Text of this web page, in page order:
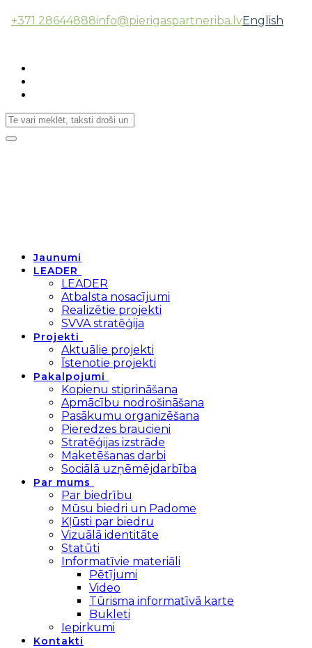
+371 28644888info@pierigaspartneriba.lvEnglish
Toggle
Jaunumi
LEADER
LEADER
Atbalsta nosacījumi
Realizētie projekti
SVVA stratēģija
Projekti
Aktuālie projekti
Īstenotie projekti
Pakalpojumi
Kopienu stiprināšana
Apmācību nodrošināšana
Pasākumu organizēšana
Pieredzes braucieni
Stratēģijas izstrāde
Maketēšanas darbi
Sociālā uzņēmējdarbība
Par mums
Par biedrību
Mūsu biedri un Padome
Kļūsti par biedru
Vizuālā identitāte
Statūti
Informatīvie materiāli
Pētījumi
Video
Tūrisma informatīvā karte
Bukleti
Iepirkumi
Kontakti